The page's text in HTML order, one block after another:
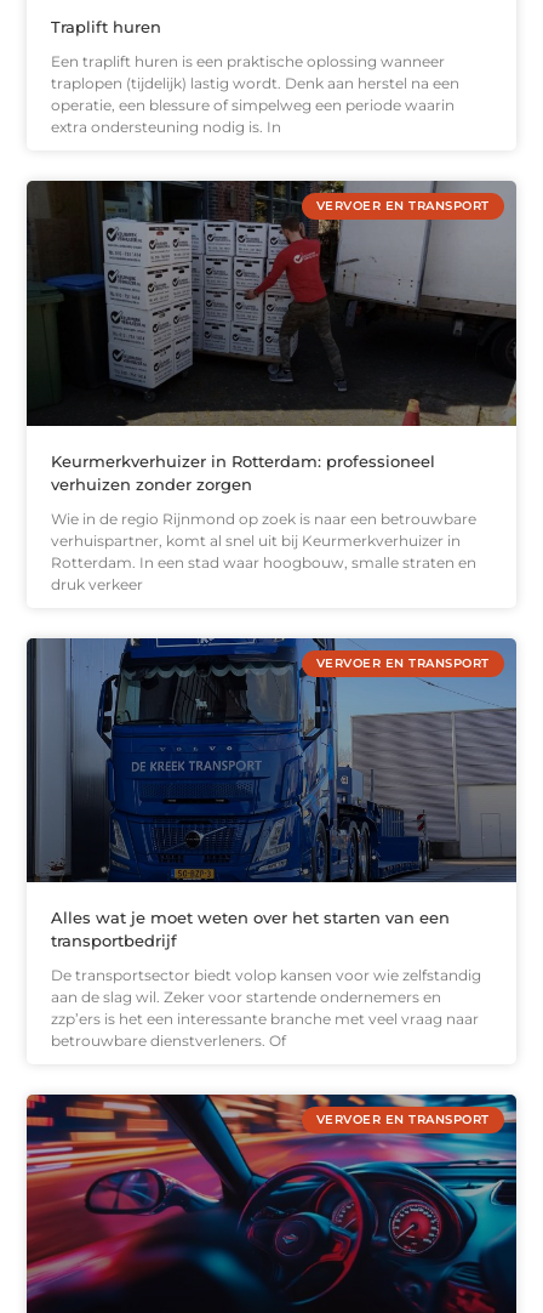
Traplift huren
Een traplift huren is een praktische oplossing wanneer
traplopen (tijdelijk) lastig wordt. Denk aan herstel na een
operatie, een blessure of simpelweg een periode waarin
extra ondersteuning nodig is. In
VERVOER EN TRANSPORT
Keurmerkverhuizer in Rotterdam: professioneel
verhuizen zonder zorgen
Wie in de regio Rijnmond op zoek is naar een betrouwbare
verhuispartner, komt al snel uit bij Keurmerkverhuizer in
Rotterdam. In een stad waar hoogbouw, smalle straten en
druk verkeer
VERVOER EN TRANSPORT
Alles wat je moet weten over het starten van een
transportbedrijf
De transportsector biedt volop kansen voor wie zelfstandig
aan de slag wil. Zeker voor startende ondernemers en
zzp’ers is het een interessante branche met veel vraag naar
betrouwbare dienstverleners. Of
VERVOER EN TRANSPORT